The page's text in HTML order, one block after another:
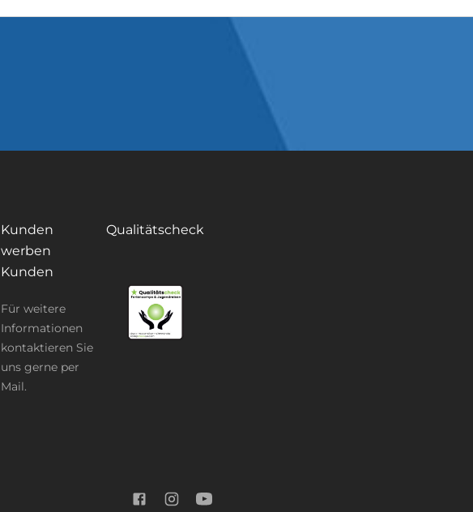
Kunden
werben
Kunden
Für weitere
Informationen
kontaktieren Sie
uns gerne per
Mail.
Qualitätscheck